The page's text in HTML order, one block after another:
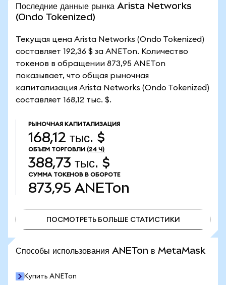
Последние данные рынка Arista Networks
(Ondo Tokenized)
Текущая цена Arista Networks (Ondo Tokenized)
составляет 192,36 $ за ANETon. Количество
токенов в обращении 873,95 ANETon
показывает, что общая рыночная
капитализация Arista Networks (Ondo Tokenized)
составляет 168,12 тыс. $.
РЫНОЧНАЯ КАПИТАЛИЗАЦИЯ
168,12 тыс. $
ОБЪЕМ ТОРГОВЛИ (24 Ч)
388,73 тыс. $
СУММА ТОКЕНОВ В ОБОРОТЕ
873,95 ANETon
ПОСМОТРЕТЬ БОЛЬШЕ СТАТИСТИКИ
Способы использования ANETon в MetaMask
Купить ANETon